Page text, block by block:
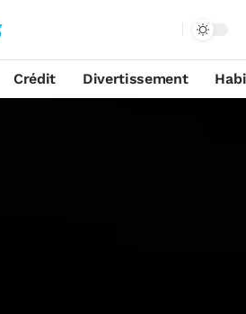
Crédit Divertissement